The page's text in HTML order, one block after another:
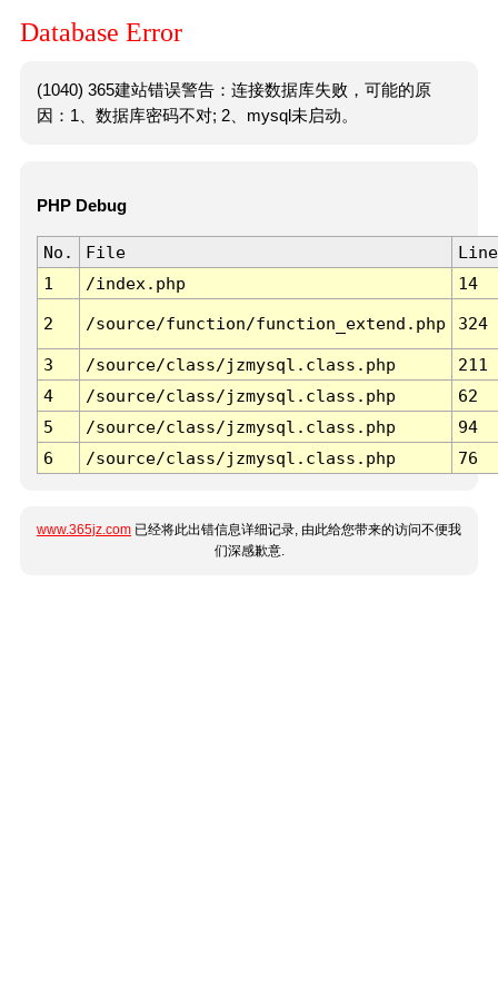
Database Error
(1040) 365建站错误警告：连接数据库失败，可能的原
因：1、数据库密码不对; 2、mysql未启动。
PHP Debug
No. File
Line
1
/index.php 14
2 /source/function/function_extend.php 324
3 /source/class/jzmysql.class.php
211
4
/source/class/jzmysql.class.php
62
5
/source/class/jzmysql.class.php
94
6
/source/class/jzmysql.class.php 76
www.365jz.com 已经将此出错信息详细记录, 由此给您带来的访问不便我
们深感歉意.